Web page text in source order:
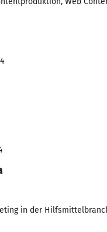
in der